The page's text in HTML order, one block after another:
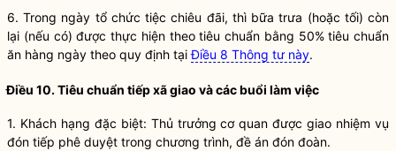
6. Trong ngày tổ chức tiệc chiêu đãi, thì bữa trưa (hoặc tối) còn
lại (nếu có) được thực hiện theo tiêu chuẩn bằng 50% tiêu chuẩn
ăn hàng ngày theo quy định tạiĐiều 8 Thông tư này.
Điều 10. Tiêu chuẩn tiếp xã giao và các buổi làm việc
1. Khách hạng đặc biệt: Thủ trưởng cơ quan được giao nhiệm vụ
đón tiếp phê duyệt trong chương trình, đề án đón đoàn.